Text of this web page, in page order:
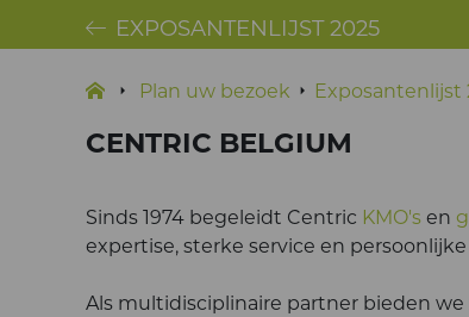
EXPOSANTENLIJST 2025
Plan uw bezoek Exposantenlijst
CENTRIC BELGIUM
Sinds 1974 begeleidt Centric KMO's en
expertise, sterke service en
Als multidisciplinaire partner bieden